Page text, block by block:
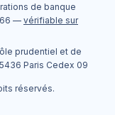
de banque
— vérifiable sur
prudentiel et de
Paris Cedex 09
réservés.